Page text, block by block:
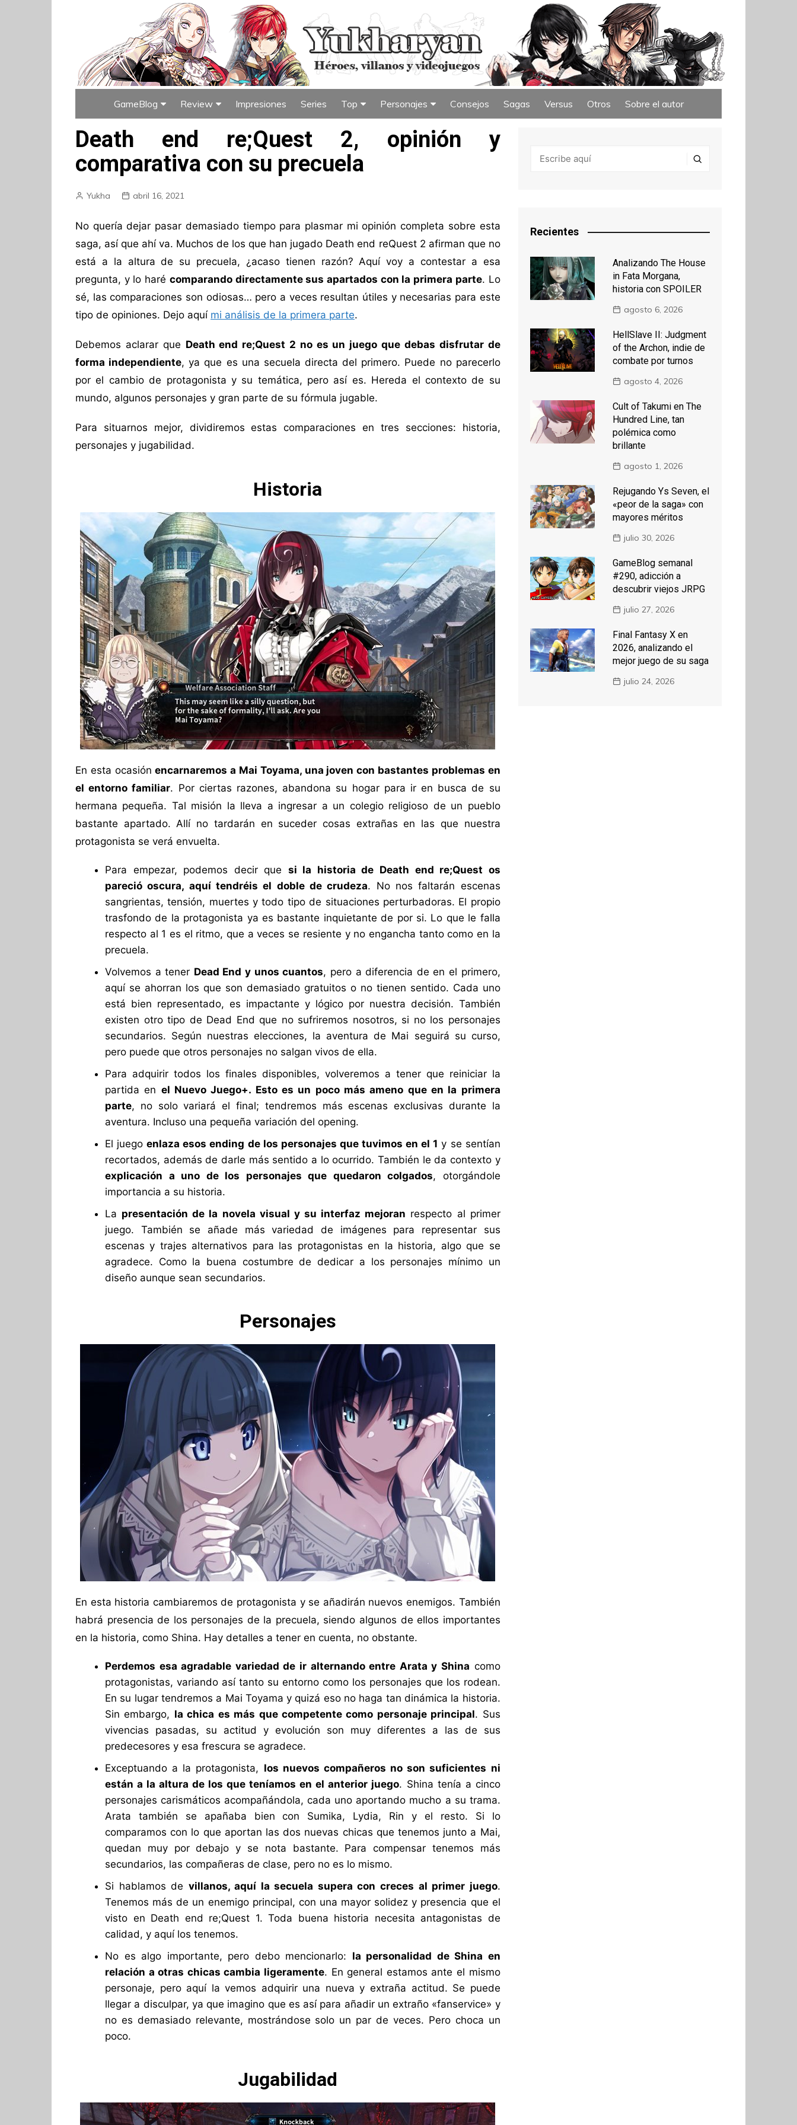
GameBlog
Índice de GameBlog
Review
Índice de Review
Impresiones Series Top
Índice de Top
Personajes
Índice de Personajes
Consejos Sagas Versus Otros Sobre el autor
Death end re;Quest 2, opinión y
comparativa con su precuela
Yukha abril 16, 2021
No quería dejar pasar demasiado tiempo para plasmar mi opinión completa sobre esta
saga, así que ahí va. Muchos de los que han jugado Death end reQuest 2 afirman que no
está a la altura de su precuela, ¿acaso tienen razón? Aquí voy a contestar a esa
pregunta, y lo haré comparando directamente sus apartados con la primera parte. Lo
sé, las comparaciones son odiosas… pero a veces resultan útiles y necesarias para este
tipo de opiniones. Dejo aquí mi análisis de la primera parte.
Debemos aclarar que Death end re;Quest 2 no es un juego que debas disfrutar de
forma independiente, ya que es una secuela directa del primero. Puede no parecerlo
por el cambio de protagonista y su temática, pero así es. Hereda el contexto de su
mundo, algunos personajes y gran parte de su fórmula jugable.
Para situarnos mejor, dividiremos estas comparaciones en tres secciones: historia,
personajes y jugabilidad.
Historia
En esta ocasiónencarnaremos a Mai Toyama, una joven con bastantes problemas en
el entorno familiar. Por ciertas razones, abandona su hogar para ir en busca de su
hermana pequeña. Tal misión la lleva a ingresar a un colegio religioso de un pueblo
bastante apartado. Allí no tardarán en suceder cosas extrañas en las que nuestra
protagonista se verá envuelta.
Para empezar, podemos decir que si la historia de Death end re;Quest os
pareció oscura, aquí tendréis el doble de crudeza. No nos faltarán escenas
sangrientas, tensión, muertes y todo tipo de situaciones perturbadoras. El propio
trasfondo de la protagonista ya es bastante inquietante de por si. Lo que le falla
respecto al 1 es el ritmo, que a veces se resiente y no engancha tanto como en la
precuela.
Volvemos a tener Dead End y unos cuantos, pero a diferencia de en el primero,
aquí se ahorran los que son demasiado gratuitos o no tienen sentido. Cada uno
está bien representado, es impactante y lógico por nuestra decisión. También
existen otro tipo de Dead End que no sufriremos nosotros, si no los personajes
secundarios. Según nuestras elecciones, la aventura de Mai seguirá su curso,
pero puede que otros personajes no salgan vivos de ella.
Para adquirir todos los finales disponibles, volveremos a tener que reiniciar la
partida en el Nuevo Juego+. Esto es un poco más ameno que en la primera
parte, no solo variará el final; tendremos más escenas exclusivas durante la
aventura. Incluso una pequeña variación del opening.
El juegoenlaza esos ending de los personajes que tuvimos en el 1 y se sentían
recortados, además de darle más sentido a lo ocurrido. También le da contexto y
explicación a uno de los personajes que quedaron colgados, otorgándole
importancia a su historia.
La presentación de la novela visual y su interfaz mejoran respecto al primer
juego. También se añade más variedad de imágenes para representar sus
escenas y trajes alternativos para las protagonistas en la historia, algo que se
agradece. Como la buena costumbre de dedicar a los personajes mínimo un
diseño aunque sean secundarios.
Personajes
En esta historia cambiaremos de protagonista y se añadirán nuevos enemigos. También
habrá presencia de los personajes de la precuela, siendo algunos de ellos importantes
en la historia, como Shina. Hay detalles a tener en cuenta, no obstante.
Perdemos esa agradable variedad de ir alternando entre Arata y Shina como
protagonistas, variando así tanto su entorno como los personajes que los rodean.
En su lugar tendremos a Mai Toyama y quizá eso no haga tan dinámica la historia.
Sin embargo, la chica es más que competente como personaje principal. Sus
vivencias pasadas, su actitud y evolución son muy diferentes a las de sus
predecesores y esa frescura se agradece.
Exceptuando a la protagonista, los nuevos compañeros no son suficientes ni
están a la altura de los que teníamos en el anterior juego. Shina tenía a cinco
personajes carismáticos acompañándola, cada uno aportando mucho a su trama.
Arata también se apañaba bien con Sumika, Lydia, Rin y el resto. Si lo
comparamos con lo que aportan las dos nuevas chicas que tenemos junto a Mai,
quedan muy por debajo y se nota bastante. Para compensar tenemos más
secundarios, las compañeras de clase, pero no es lo mismo.
Si hablamos de villanos, aquí la secuela supera con creces al primer juego.
Tenemos más de un enemigo principal, con una mayor solidez y presencia que el
visto en Death end re;Quest 1. Toda buena historia necesita antagonistas de
calidad, y aquí los tenemos.
No es algo importante, pero debo mencionarlo: la personalidad de Shina en
relación a otras chicas cambia ligeramente. En general estamos ante el mismo
personaje, pero aquí la vemos adquirir una nueva y extraña actitud. Se puede
llegar a disculpar, ya que imagino que es así para añadir un extraño «fanservice» y
no es demasiado relevante, mostrándose solo un par de veces. Pero choca un
poco.
Jugabilidad
Recientes
Analizando The House
in Fata Morgana,
historia con SPOILER
agosto 6, 2026
HellSlave II: Judgment
of the Archon, indie de
combate por turnos
agosto 4, 2026
Cult of Takumi en The
Hundred Line, tan
polémica como
brillante
agosto 1, 2026
Rejugando Ys Seven, el
«peor de la saga» con
mayores méritos
julio 30, 2026
GameBlog semanal
#290, adicción a
descubrir viejos JRPG
julio 27, 2026
Final Fantasy X en
2026, analizando el
mejor juego de su saga
julio 24, 2026